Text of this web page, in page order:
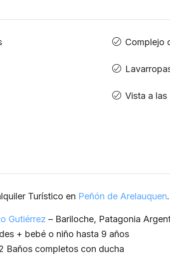
Complejo
Vista a
Turístico en Peñón de Arelauquen.
Gutiérrez – Bariloche, Patagonia
+ bebé o niño hasta 9 años
Baños completos con ducha